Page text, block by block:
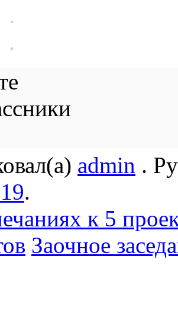
admin .
.
к 5
Заочное